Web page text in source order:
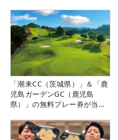
「潮来CC（茨城県）」＆「鹿
児島ガーデンGC（鹿児島
県）」の無料プレー券が当た